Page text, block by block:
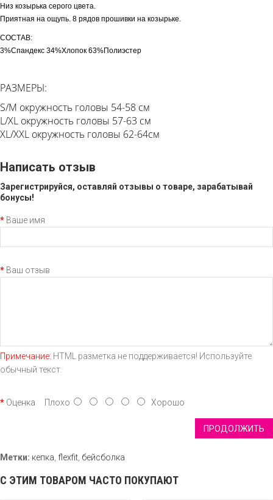
Низ козырька серого цвета.
Приятная на ощупь. 8 рядов прошивки на козырьке.
СОСТАВ:
3%Спандекс 34%Хлопок 63%Полиэстер
РАЗМЕРЫ:
S/M окружность головы 54-58 см
L/XL окружность головы 57-63 см
XL/XXL окружность головы 62-64см
Написать отзыв
Зарегистрируйся, оставляй отзывы о товаре, зарабатывай
бонусы!
Ваше имя
Ваш отзыв
Примечание: HTML разметка не поддерживается! Используйте
обычный текст.
Оценка Плохо Хорошо
ПРОДОЛЖИТЬ
Метки: кепка flexfit бейсболка
С ЭТИМ ТОВАРОМ ЧАСТО ПОКУПАЮТ